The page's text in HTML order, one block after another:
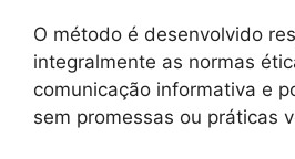
O método é desenvolvido
integralmente as normas
comunicação informativa e
sem promessas ou práticas